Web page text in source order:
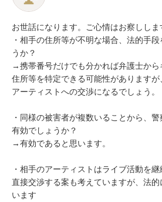
お世話になります。ご心情はお察ししま
・相手の住所等が不明な場合、法的手
うか？
→携帯番号だけでも分かれば弁護士か
住所等を特定できる可能性があります
アーティストへの交渉になるでしょう。
・同様の被害者が複数いることから、
有効でしょうか？
→有効であると思います。
・相手のアーティストはライブ活動を
直接交渉する案も考えていますが、法
います